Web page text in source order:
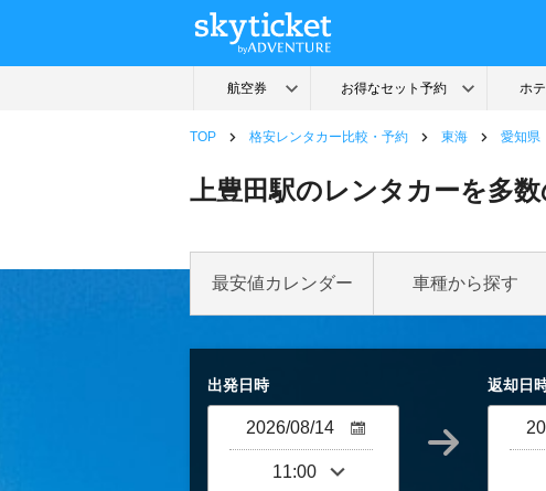
TOP 格安レンタカー比較・予約 東海 愛知県
上豊田駅のレンタカーを多
最安値カレンダー 車種から探す
出発日時 返却日